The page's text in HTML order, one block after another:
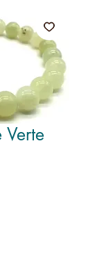
Verte